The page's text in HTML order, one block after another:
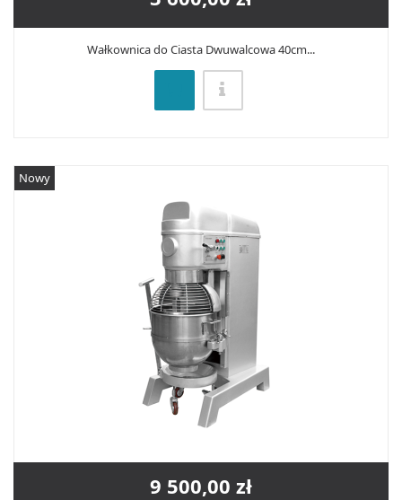
Wałkownica do Ciasta Dwuwalcowa 40cm...
Nowy
9 500,00 zł